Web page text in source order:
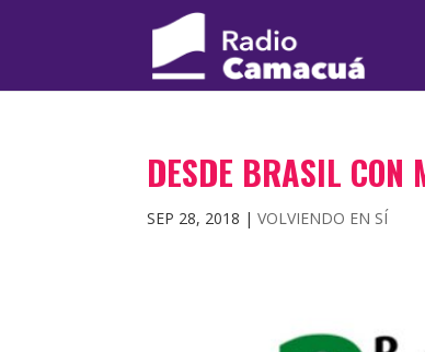
DESDE BRASIL
SEP 28, 2018 |VOLVIENDO EN SÍ